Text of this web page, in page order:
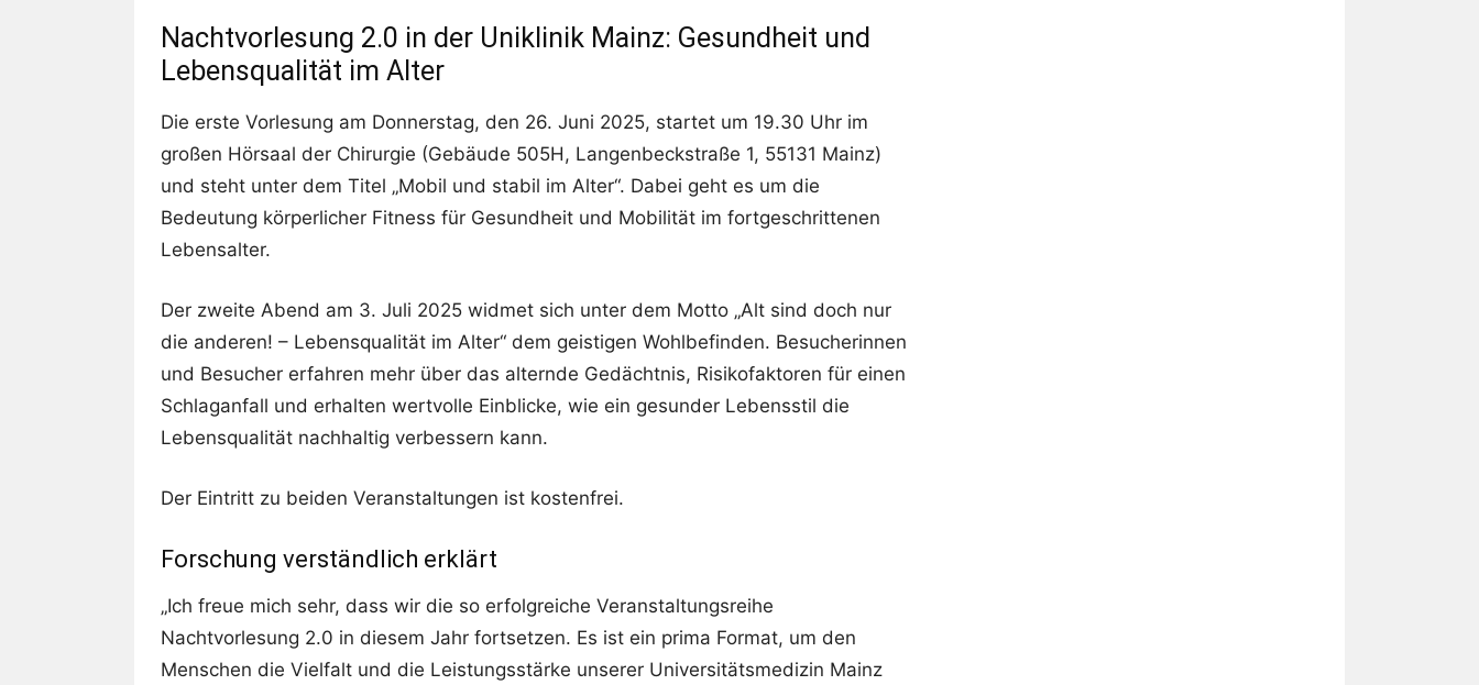
Nachtvorlesung 2.0 in der Uniklinik Mainz: Gesundheit und
Lebensqualität im Alter
Die erste Vorlesung am Donnerstag, den 26. Juni 2025, startet um 19.30 Uhr im
großen Hörsaal der Chirurgie (Gebäude 505H, Langenbeckstraße 1, 55131 Mainz)
und steht unter dem Titel „Mobil und stabil im Alter“. Dabei geht es um die
Bedeutung körperlicher Fitness für Gesundheit und Mobilität im fortgeschrittenen
Lebensalter.
Der zweite Abend am 3. Juli 2025 widmet sich unter dem Motto „Alt sind doch nur
die anderen! – Lebensqualität im Alter“ dem geistigen Wohlbefinden. Besucherinnen
und Besucher erfahren mehr über das alternde Gedächtnis, Risikofaktoren für einen
Schlaganfall und erhalten wertvolle Einblicke, wie ein gesunder Lebensstil die
Lebensqualität nachhaltig verbessern kann.
Der Eintritt zu beiden Veranstaltungen ist kostenfrei.
Forschung verständlich erklärt
„Ich freue mich sehr, dass wir die so erfolgreiche Veranstaltungsreihe
Nachtvorlesung 2.0 in diesem Jahr fortsetzen. Es ist ein prima Format, um den
Menschen die Vielfalt und die Leistungsstärke unserer Universitätsmedizin Mainz